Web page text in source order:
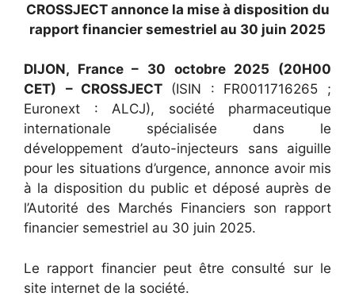
CROSSJECT annonce la mise à disposition du
rapport financier semestriel au 30 juin 2025
DIJON, France – 30 octobre 2025 (20H00
CET)
– CROSSJECT (ISIN : FR0011716265 ;
Euronext : ALCJ), société pharmaceutique
internationale spécialisée dans le
développement d’auto-injecteurs sans aiguille
pour les situations d’urgence, annonce avoir mis
à la disposition du public et déposé auprès de
l’Autorité des Marchés Financiers son rapport
financier semestriel au 30 juin 2025.
Le rapport financier peut être consulté sur le
site internet de la société.